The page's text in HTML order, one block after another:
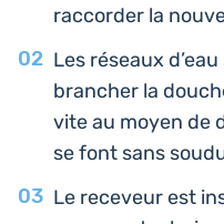
rac­cor­der la
Les réseaux
bran­cher la
vite au moyen de
se font sans
Le rece­veur est